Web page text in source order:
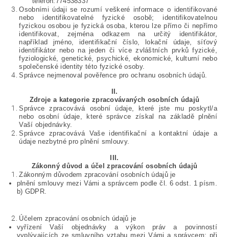
Osobními údaji se rozumí veškeré informace o identifikované
nebo identifikovatelné fyzické osobě; identifikovatelnou
fyzickou osobou je fyzická osoba, kterou lze přímo či nepřímo
identifikovat, zejména odkazem na určitý identifikátor,
například jméno, identifikační číslo, lokační údaje, síťový
identifikátor nebo na jeden či více zvláštních prvků fyzické,
fyziologické, genetické, psychické, ekonomické, kulturní nebo
společenské identity této fyzické osoby.
Správce nejmenoval pověřence pro ochranu osobních údajů.
II.
Zdroje a kategorie zpracovávaných osobních údajů
Správce zpracovává osobní údaje, které jste mu poskytl/a
nebo osobní údaje, které správce získal na základě plnění
Vaší objednávky.
Správce zpracovává Vaše identifikační a kontaktní údaje a
údaje nezbytné pro plnění smlouvy.
III.
Zákonný důvod a účel zpracování osobních údajů
Zákonným důvodem zpracování osobních údajů je
plnění smlouvy mezi Vámi a správcem podle čl. 6 odst. 1 písm.
b) GDPR.
Účelem zpracování osobních údajů je
vyřízení Vaší objednávky a výkon práv a povinností
vyplývajících ze smluvního vztahu mezi Vámi a správcem; při